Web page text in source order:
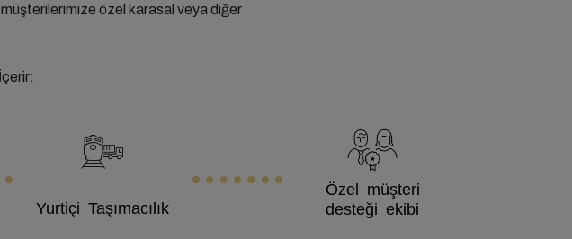
özel karasal veya diğer
Yurtiçi Taşımacılık
Özel müşteri
desteği ekibi